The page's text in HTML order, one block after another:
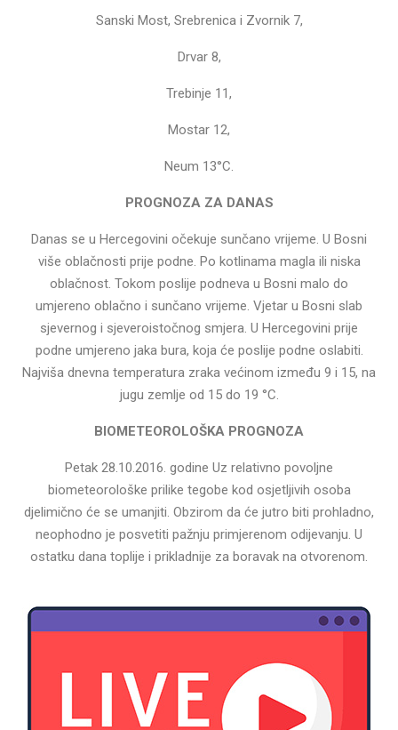
Sanski Most, Srebrenica i Zvornik 7,
Drvar 8,
Trebinje 11,
Mostar 12,
Neum 13°C.
PROGNOZA ZA DANAS
Danas se u Hercegovini očekuje sunčano vrijeme. U Bosni
više oblačnosti prije podne. Po kotlinama magla ili niska
oblačnost. Tokom poslije podneva u Bosni malo do
umjereno oblačno i sunčano vrijeme. Vjetar u Bosni slab
sjevernog i sjeveroistočnog smjera. U Hercegovini prije
podne umjereno jaka bura, koja će poslije podne oslabiti.
Najviša dnevna temperatura zraka većinom između 9 i 15, na
jugu zemlje od 15 do 19 °C.
BIOMETEOROLOŠKA PROGNOZA
Petak 28.10.2016. godine Uz relativno povoljne
biometeorološke prilike tegobe kod osjetljivih osoba
djelimično će se umanjiti. Obzirom da će jutro biti prohladno,
neophodno je posvetiti pažnju primjerenom odijevanju. U
ostatku dana toplije i prikladnije za boravak na otvorenom.